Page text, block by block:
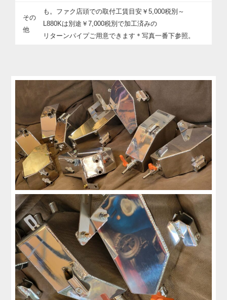
その
他
も。ファク店頭での取付工賃目安￥5,000税別～
L880Kは別途￥7,000税別で加工済みの
リターンパイプご用意できます＊写真一番下参照。